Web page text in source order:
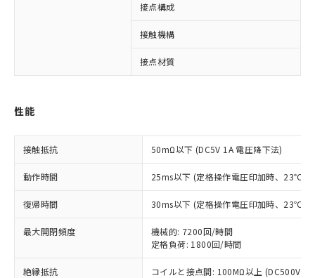
接点構成
接触機構
接点材質
性能
接触抵抗 50mΩ以下 (DC5V 1A 電圧降下法)
動作時間 25ms以下 (定格操作電圧印加時、23℃、
復帰時間 30ms以下 (定格操作電圧印加時、23℃、
最大開閉頻度
機械的: 7200回/時間
定格負荷: 1800回/時間
絶縁抵抗 コイルと接点間: 100MΩ以上 (DC500V絶
以下の条件をお読みいただき、同意のうえ
ご利用ください。
本サービスは、当社制御機器事業取扱
商品の当社在庫状況および標準価格
(税抜)を提供させていただくもので
当社制御機器事業取扱商品の中には、
対応済み：EU RoHS指令（10物質）の
非含有に対応した製品が提供可能な商品で
商品です。
対応予定なし：EU RoHS指令（10物質）の
定はありません。
調査・確認中：EU RoHS指令（10物質）の
非含有の対応状況を調査中または確認中の
商品です。
非該当品：ライセンス料など無形物で、有
害物質有無と関係のない商品です。
仕入先様の事情により、非含有部品として
※1 中国RoHS○×表
「○」：最大均質材料含有率が中国RoHSの
基準値以下であることを示します。
「×」：最大均質材料含有率が中国RoHSの